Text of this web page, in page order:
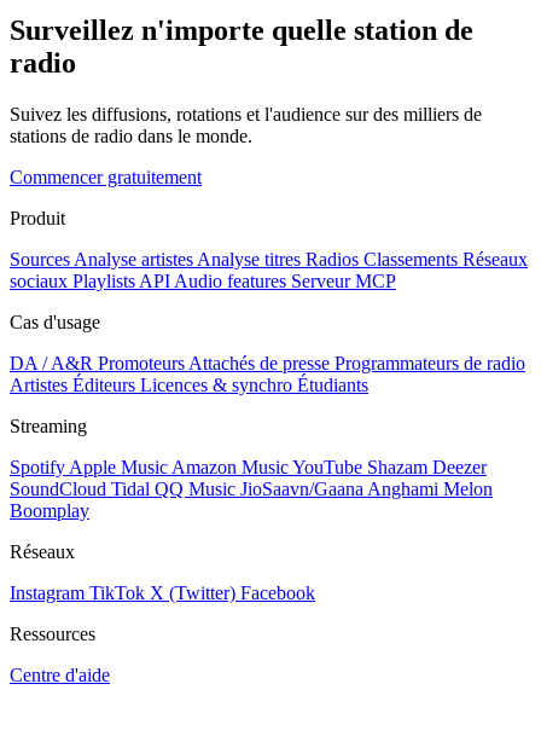
Surveillez n'importe quelle station de
radio
Suivez les diffusions, rotations et l'audience sur des milliers de
stations de radio dans le monde.
Commencer gratuitement
Produit
Sources Analyse artistes Analyse titres Radios Classements Réseaux
sociaux Playlists API Audio features Serveur MCP
Cas d'usage
DA / A&R Promoteurs Attachés de presse Programmateurs de radio
Artistes Éditeurs Licences & synchro Étudiants
Streaming
Spotify Apple Music Amazon MusicYouTube Shazam Deezer
SoundCloud Tidal QQ Music JioSaavn/Gaana Anghami Melon
Boomplay
Réseaux
Instagram TikTok X (Twitter) Facebook
Ressources
Centre d'aide